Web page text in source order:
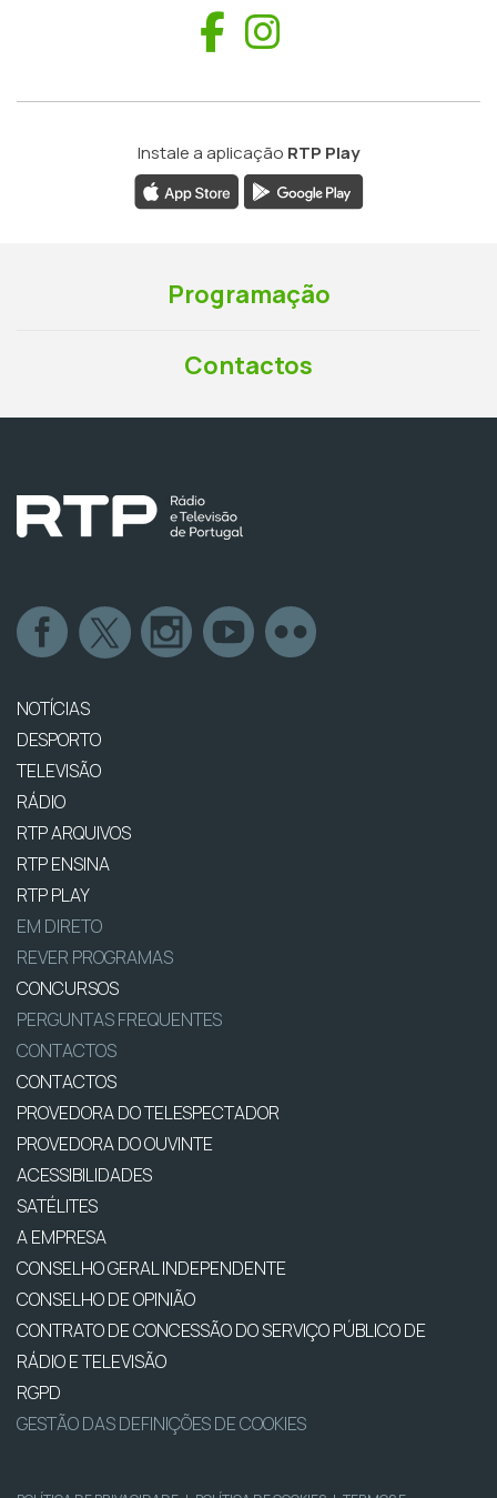
Facebook
Instale a aplicação RTP Play
Programação
Contactos
NOTÍCIAS
DESPORTO
TELEVISÃO
RÁDIO
RTP ARQUIVOS
RTP ENSINA
RTP PLAY
EM DIRETO
REVER PROGRAMAS
CONCURSOS
PERGUNTAS FREQUENTES
CONTACTOS
CONTACTOS
PROVEDORA DO TELESPECTADOR
PROVEDORA DO OUVINTE
ACESSIBILIDADES
SATÉLITES
A EMPRESA
CONSELHO GERAL INDEPENDENTE
CONSELHO DE OPINIÃO
CONTRATO DE CONCESSÃO DO SERVIÇO PÚBLICO DE
RÁDIO E TELEVISÃO
RGPD
GESTÃO DAS DEFINIÇÕES DE COOKIES